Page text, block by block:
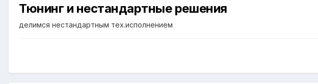
Тюнинг и нестандартные решения
делимся нестандартным тех.исполнением